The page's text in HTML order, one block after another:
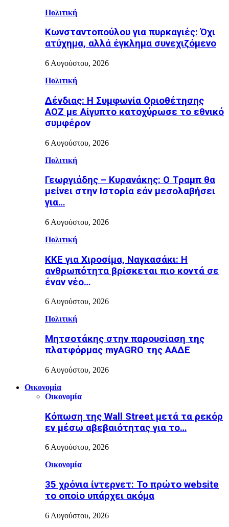
Πολιτική
Κωνσταντοπούλου για πυρκαγιές: Όχι
ατύχημα, αλλά έγκλημα συνεχιζόμενο
6 Αυγούστου, 2026
Πολιτική
Δένδιας: Η Συμφωνία Οριοθέτησης
ΑΟΖ με Αίγυπτο κατοχύρωσε το εθνικό
συμφέρον
6 Αυγούστου, 2026
Πολιτική
Γεωργιάδης – Κυρανάκης: Ο Τραμπ θα
μείνει στην Ιστορία εάν μεσολαβήσει
για…
6 Αυγούστου, 2026
Πολιτική
ΚΚΕ για Χιροσίμα, Ναγκασάκι: Η
ανθρωπότητα βρίσκεται πιο κοντά σε
έναν νέο…
6 Αυγούστου, 2026
Πολιτική
Μητσοτάκης στην παρουσίαση της
πλατφόρμας myAGRO της ΑΑΔΕ
6 Αυγούστου, 2026
Οικονομία
Οικονομία
Κόπωση της Wall Street μετά τα ρεκόρ
εν μέσω αβεβαιότητας για το…
6 Αυγούστου, 2026
Οικονομία
35 χρόνια ίντερνετ: Το πρώτο website
το οποίο υπάρχει ακόμα
6 Αυγούστου, 2026